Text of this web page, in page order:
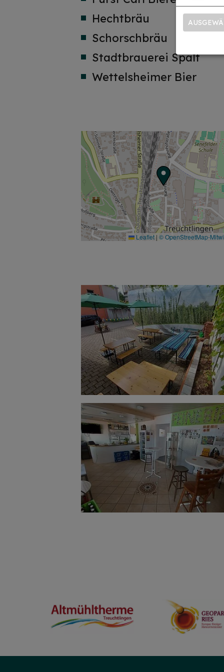
Hechtbräu
Schorschbräu
Stadtbrauerei Spalt
Wettelsheimer Bier
Leaflet | © OpenStreetMap-